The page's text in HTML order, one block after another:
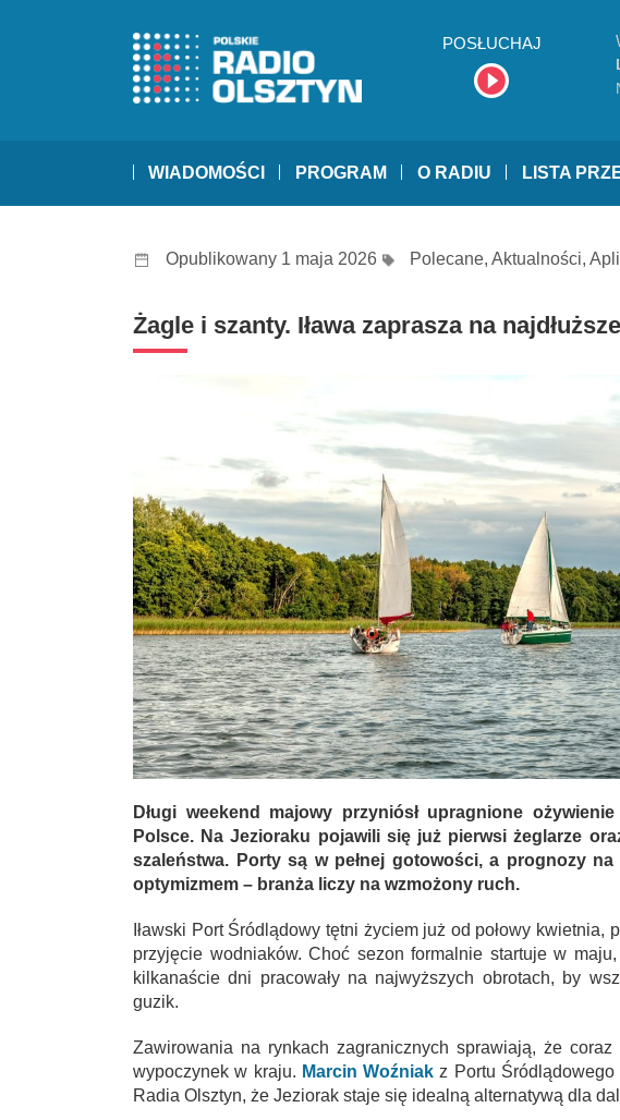
POSŁUCHAJ
WIADOMOŚCI PROGRAM O RADIU LISTA
Opublikowany 1 maja 2026 Polecane, Aktualności,
Żagle i szanty. Iława zaprasza na
Długi weekend majowy przyniósł upragnione
Polsce. Na Jezioraku pojawili się już pierwsi żeglarze
szaleństwa. Porty są w pełnej gotowości, a prognozy
optymizmem – branża liczy na wzmożony ruch.
Iławski Port Śródlądowy tętni życiem już od połowy kwietnia,
przyjęcie wodniaków. Choć sezon formalnie startuje w
kilkanaście dni pracowały na najwyższych obrotach, by
guzik.
Zawirowania na rynkach zagranicznych sprawiają, że
wypoczynek w kraju. Marcin Woźniak z Portu Śródlądowego
Radia Olsztyn, że Jeziorak staje się idealną alternatywą dla